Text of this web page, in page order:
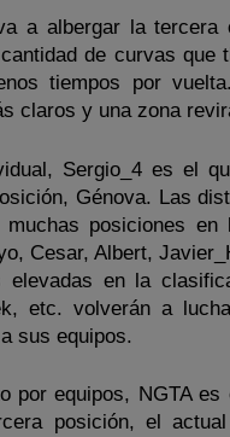
a albergar la
de curvas
tiempos por
claros y una zona
Sergio_4 es el
Génova. Las
posiciones
Cesar, Albert,
elevadas en la
etc. volverán a
sus equipos.
por equipos, NGTA
posición, el